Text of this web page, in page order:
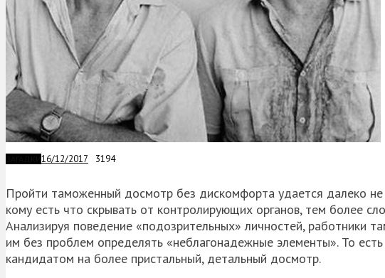
16/12/2017 3194
Пройти таможенный досмотр без дискомфорта удается далеко
кому есть что скрывать от контролирующих органов, тем более
Анализируя поведение «подозрительных» личностей, работники
им без проблем определять «неблагонадежные элементы». То
кандидатом на более пристальный, детальный досмотр.